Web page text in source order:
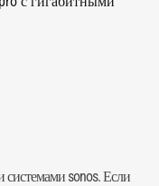
системами sonos. Если